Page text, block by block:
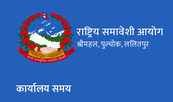
राष्ट्रिय समावेशी आयोग
श्रीमहल, पुल्चोक, ललितपुर
कार्यालय समय